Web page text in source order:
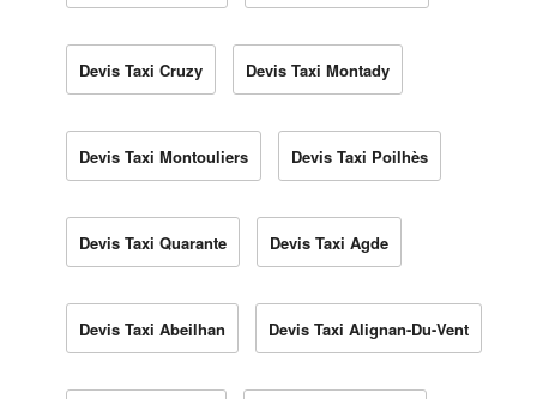
Devis Taxi Cruzy Devis Taxi Montady
Devis Taxi Montouliers Devis Taxi Poilhès
Devis Taxi Quarante Devis Taxi Agde
Devis Taxi Abeilhan Devis Taxi Alignan-Du-Vent